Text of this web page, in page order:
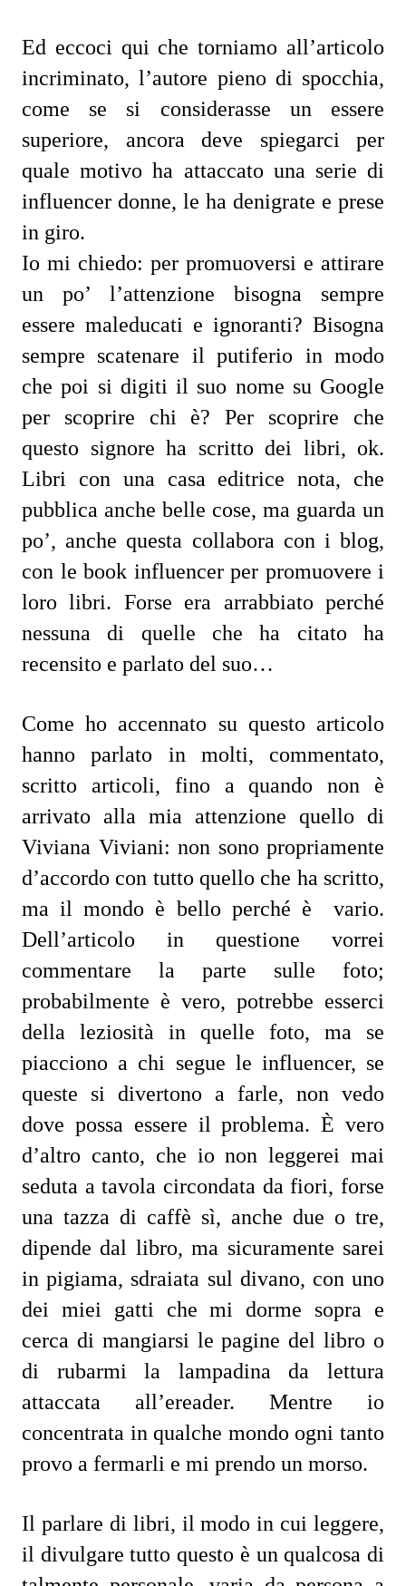
Ed eccoci qui che torniamo all’articolo
incriminato, l’autore pieno di spocchia,
come se si considerasse un essere
superiore, ancora deve spiegarci per
quale motivo ha attaccato una serie di
influencer donne, le ha denigrate e prese
in giro.
Io mi chiedo: per promuoversi e attirare
un po’ l’attenzione bisogna sempre
essere maleducati e ignoranti? Bisogna
sempre scatenare il putiferio in modo
che poi si digiti il suo nome su Google
per scoprire chi è? Per scoprire che
questo signore ha scritto dei libri, ok.
Libri con una casa editrice nota, che
pubblica anche belle cose, ma guarda un
po’, anche questa collabora con i blog,
con le book influencer per promuovere i
loro libri. Forse era arrabbiato perché
nessuna di quelle che ha citato ha
recensito e parlato del suo…
Come ho accennato su questo articolo
hanno parlato in molti, commentato,
scritto articoli, fino a quando non è
arrivato alla mia attenzione quello di
Viviana Viviani: non sono propriamente
d’accordo con tutto quello che ha scritto,
ma il mondo è bello perché è
vario.
Dell’articolo in questione vorrei
commentare la parte sulle foto;
probabilmente è vero, potrebbe esserci
della leziosità in quelle foto, ma se
piacciono a chi segue le influencer, se
queste si divertono a farle, non vedo
dove possa essere il problema. È vero
d’altro canto, che io non leggerei mai
seduta a tavola circondata da fiori, forse
una tazza di caffè sì, anche due o tre,
dipende dal libro, ma sicuramente sarei
in pigiama, sdraiata sul divano, con uno
dei miei gatti che mi dorme sopra e
cerca di mangiarsi le pagine del libro o
di rubarmi la lampadina da lettura
attaccata all’ereader. Mentre io
concentrata in qualche mondo ogni tanto
provo a fermarli e mi prendo un morso.
Il parlare di libri, il modo in cui leggere,
il divulgare tutto questo è un qualcosa di